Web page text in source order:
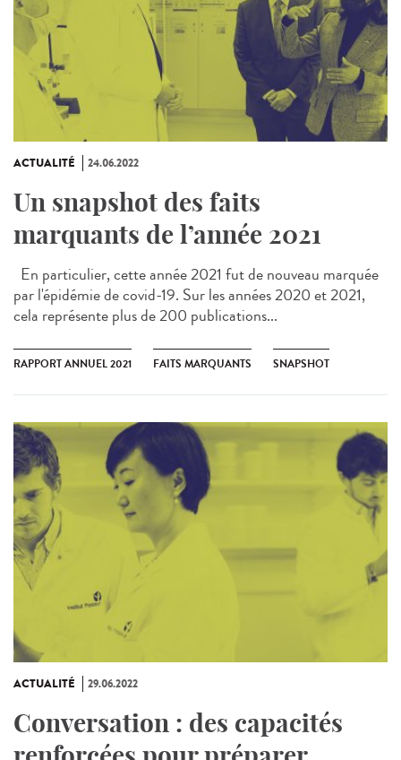
ACTUALITÉ 24.06.2022
Un snapshot des faits
marquants de l’année 2021
En particulier, cette année 2021 fut de nouveau marquée
par l'épidémie de covid-19. Sur les années 2020 et 2021,
cela représente plus de 200 publications...
RAPPORT ANNUEL 2021 FAITS MARQUANTS SNAPSHOT
ACTUALITÉ 29.06.2022
Conversation : des capacités